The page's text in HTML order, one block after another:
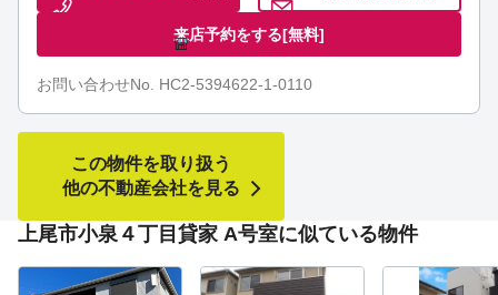
来店予約をする[無料]
お問い合わせNo. HC2-5394622-1-0110
この物件を取り扱う
他の不動産会社を見る
上尾市小泉４丁目貸家 A号室に似ている物件